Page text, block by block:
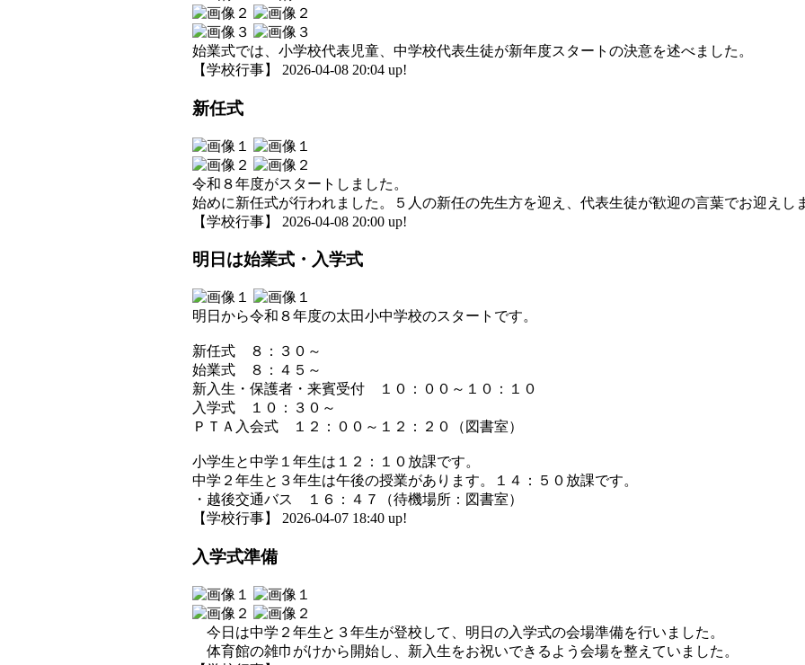
始業式では、小学校代表児童、中学校代表生徒が新年度スタートの決意を述べました。
【学校行事】 2026-04-08 20:04 up!
新任式
令和８年度がスタートしました。
始めに新任式が行われました。５人の新任の先生方を迎え、代表生徒が歓迎の言葉でお迎えし
【学校行事】 2026-04-08 20:00 up!
明日は始業式・入学式
明日から令和８年度の太田小中学校のスタートです。
新任式 ８：３０～
始業式 ８：４５～
新入生・保護者・来賓受付 １０：００～１０：１０
入学式 １０：３０～
ＰＴＡ入会式 １２：００～１２：２０（図書室）
小学生と中学１年生は１２：１０放課です。
中学２年生と３年生は午後の授業があります。１４：５０放課です。
・越後交通バス １６：４７（待機場所：図書室）
【学校行事】 2026-04-07 18:40 up!
入学式準備
今日は中学２年生と３年生が登校して、明日の入学式の会場準備を行いました。
体育館の雑巾がけから開始し、新入生をお祝いできるよう会場を整えていました。